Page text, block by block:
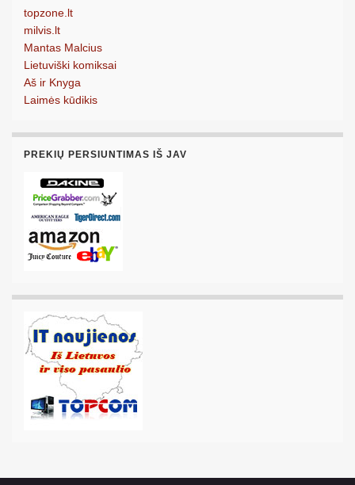
topzone.lt
milvis.lt
Mantas Malcius
Lietuviški komiksai
Aš ir Knyga
Laimės kūdikis
PREKIŲ PERSIUNTIMAS IŠ JAV